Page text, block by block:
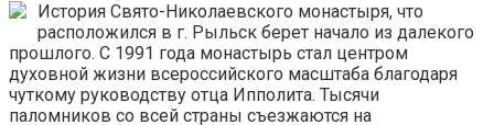
История Свято-Николаевского монастыря, что
расположился в г. Рыльск берет начало из далекого
прошлого. С 1991 года монастырь стал центром
духовной жизни всероссийского масштаба благодаря
чуткому руководству отца Ипполита. Тысячи
паломников со всей страны съезжаются на